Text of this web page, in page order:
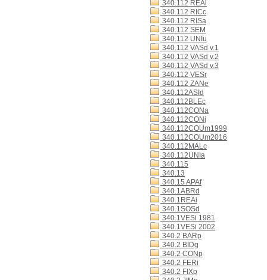
340.112 REAl
340.112 RICc
340.112 RISa
340.112 SEM
340.112 UNIu
340.112 VASd v.1
340.112 VASd v.2
340.112 VASd v.3
340.112 VESr
340.112 ZANe
340.112ASId
340.112BLEc
340.112CONa
340.112CONj
340.112COUm1999
340.112COUm2016
340.112MALc
340.112UNIa
340.115
340.13
340.15 APAf
340.1ABRd
340.1REAi
340.1SOSd
340.1VESi 1981
340.1VESi 2002
340.2 BARp
340.2 BIDg
340.2 CONp
340.2 FERi
340.2 FIXp